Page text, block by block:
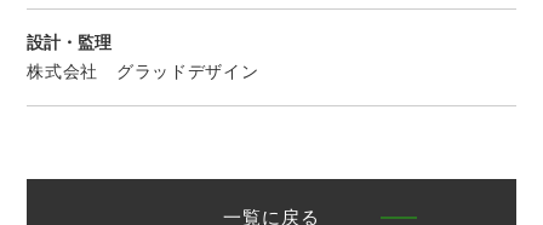
設計・監理
株式会社 グラッドデザイン
一覧に戻る